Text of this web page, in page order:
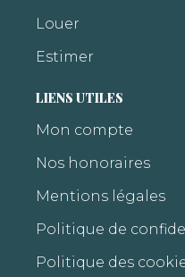
Louer
Estimer
LIENS UTILES
Mon compte
Nos honoraires
Mentions légales
Politique de
Politique des